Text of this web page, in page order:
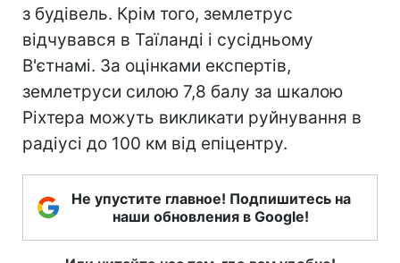
з будівель. Крім того, землетрус
відчувався в Таїланді і сусідньому
В'єтнамі. За оцінками експертів,
землетруси силою 7,8 балу за шкалою
Ріхтера можуть викликати руйнування в
радіусі до 100 км від епіцентру.
Не упустите главное! Подпишитесь на
наши обновления в Google!